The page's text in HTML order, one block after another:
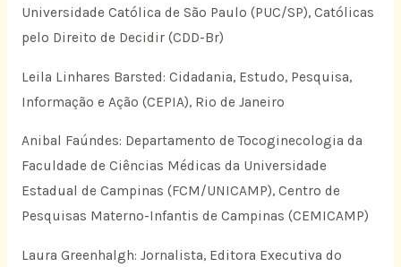
Universidade Católica de São Paulo (PUC/SP), Católicas
pelo Direito de Decidir (CDD-Br)
Leila Linhares Barsted: Cidadania, Estudo, Pesquisa,
Informação e Ação (CEPIA), Rio de Janeiro
Anibal Faúndes: Departamento de Tocoginecologia da
Faculdade de Ciências Médicas da Universidade
Estadual de Campinas (FCM/UNICAMP), Centro de
Pesquisas Materno-Infantis de Campinas (CEMICAMP)
Laura Greenhalgh: Jornalista, Editora Executiva do